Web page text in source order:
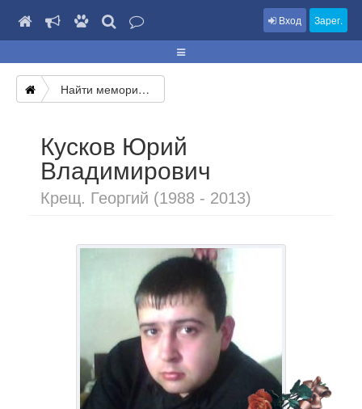
Вход Зарег.
Найти мемориал
Кусков Юрий
Владимирович
Крещ. Георгий (1988 - 2013)